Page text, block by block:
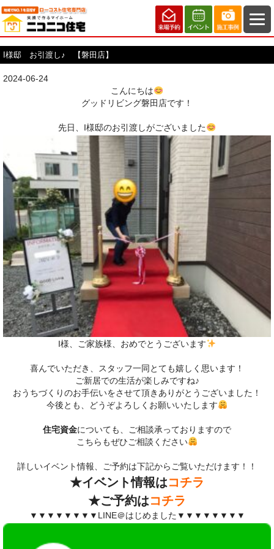
I様邸 お引渡し♪ 【磐田店】
2024-06-24
こんにちは
グッドリビング磐田店です！
先日、I様邸のお引渡しがございました
I様、ご家族様、おめでとうございます
喜んでいただき、スタッフ一同とても嬉しく思います！
ご新居での生活が楽しみですね♪
おうちづくりのお手伝いをさせて頂きありがとうございました！
今後とも、どうぞよろしくお願いいたします
住宅資金についても、ご相談承っておりますので
こちらもぜひご相談ください
詳しいイベント情報、ご予約は下記からご覧いただけます！！
★イベント情報はコチラ
★ご予約はコチラ
▼▼▼▼▼▼▼▼LINE＠はじめました▼▼▼▼▼▼▼▼